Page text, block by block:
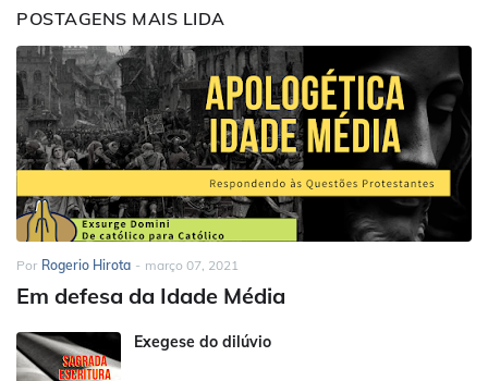
POSTAGENS MAIS LIDA
Por Rogerio Hirota - março 07, 2021
Em defesa da Idade Média
Exegese do dilúvio